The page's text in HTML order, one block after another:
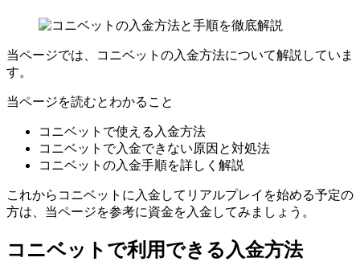
当ページでは、コニベットの入金方法について解説していま
す。
当ページを読むとわかること
コニベットで使える入金方法
コニベットで入金できない原因と対処法
コニベットの入金手順を詳しく解説
これからコニベットに入金してリアルプレイを始める予定の
方は、当ページを参考に資金を入金してみましょう。
コニベットで利用できる入金方法